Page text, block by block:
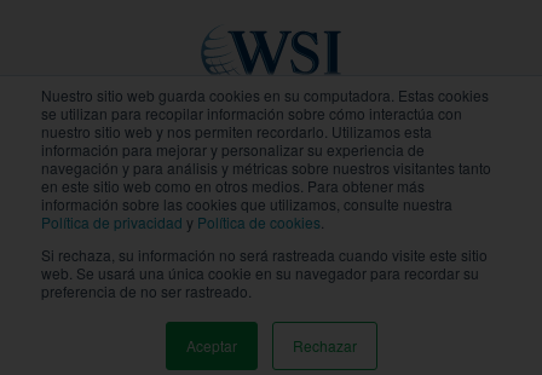
Nuestro sitio web guarda cookies en su computadora. Estas cookies
se utilizan para recopilar información sobre cómo interactúa con
nuestro sitio web y nos permiten recordarlo. Utilizamos esta
información para mejorar y personalizar su experiencia de
navegación y para análisis y métricas sobre nuestros visitantes tanto
en este sitio web como en otros medios. Para obtener más
información sobre las cookies que utilizamos, consulte nuestra
Política de privacidad y Política de cookies
Si rechaza, su información no será rastreada cuando visite este sitio
web. Se usará una única cookie en su navegador para recordar su
preferencia de no ser rastreado.
Aceptar Rechazar
© 2020-2026WSI. Todos los derechos reservados.
WSI ICE y WSI IM son marcas registradas.
Declaracion de Privacidad
agencia de WSI es independiente en propiedad y
operación.
Sitios Regionales